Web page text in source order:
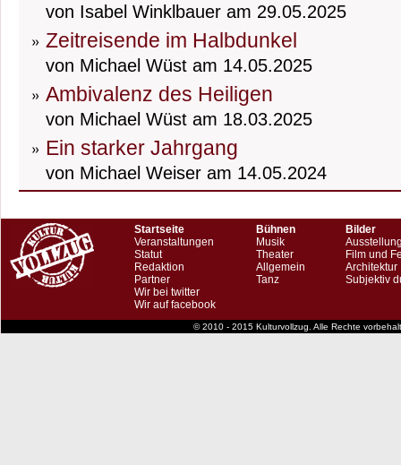
von Isabel Winklbauer am 29.05.2025
Zeitreisende im Halbdunkel
von Michael Wüst am 14.05.2025
Ambivalenz des Heiligen
von Michael Wüst am 18.03.2025
Ein starker Jahrgang
von Michael Weiser am 14.05.2024
Startseite
Veranstaltungen
Statut
Redaktion
Partner
Wir bei twitter
Wir auf facebook
Bühnen
Musik
Theater
Allgemein
Tanz
Bilder
Film und
Architektur
Subjektiv
© 2010 - 2015 Kulturvollzug. Alle Rechte